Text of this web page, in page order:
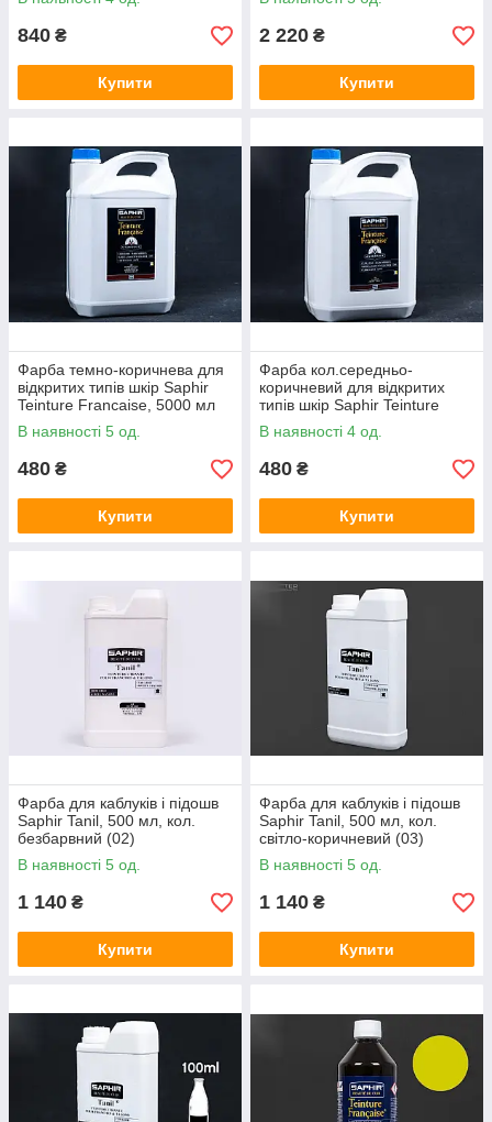
840 ₴
Купити
2 220 ₴
Купити
Фарба темно-коричнева для
відкритих типів шкір Saphir
Teinture Francaise, 5000 мл
(05)
В наявності 5 од.
480 ₴
Купити
Фарба кол.середньо-
коричневий для відкритих
типів шкір Saphir Teinture
Francaise, 5000 мл (37)
В наявності 4 од.
480 ₴
Купити
Фарба для каблуків і підошв
Saphir Tanil, 500 мл, кол.
безбарвний (02)
В наявності 5 од.
1 140 ₴
Купити
Фарба для каблуків і підошв
Saphir Tanil, 500 мл, кол.
світло-коричневий (03)
В наявності 5 од.
1 140 ₴
Купити